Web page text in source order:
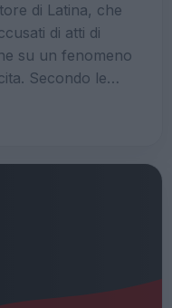
di Latina, che
di atti di
su un fenomeno
Secondo le…